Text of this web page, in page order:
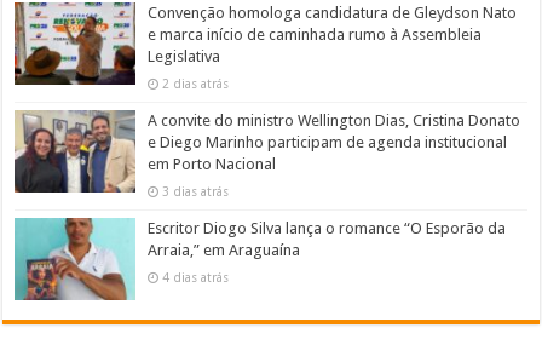
Convenção homologa candidatura de Gleydson Nato
e marca início de caminhada rumo à Assembleia
Legislativa
2 dias atrás
A convite do ministro Wellington Dias, Cristina Donato
e Diego Marinho participam de agenda institucional
em Porto Nacional
3 dias atrás
Escritor Diogo Silva lança o romance “O Esporão da
Arraia,” em Araguaína
4 dias atrás